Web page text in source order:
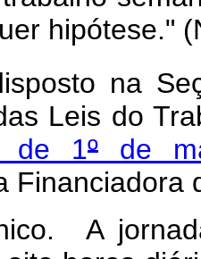
hipótese."
na
Leis do
de 1º de
Financiadora
A